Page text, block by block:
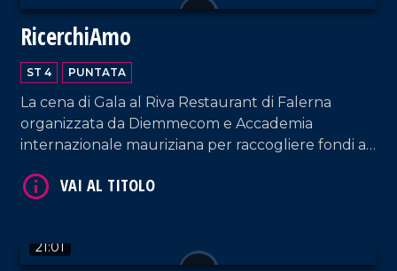
RicerchiAmo
ST 4 PUNTATA
La cena di Gala al Riva Restaurant di Falerna
organizzata da Diemmecom e Accademia
internazionale mauriziana per raccogliere fondi a
dell'UMG.
21:01
VAI AL TITOLO